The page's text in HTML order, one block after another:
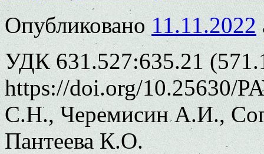
Опубликовано 11.11.2022
УДК 631.527:635.21
https://doi.org/10.25630/
С.Н., Черемисин А.И.,
Пантеева К.О.